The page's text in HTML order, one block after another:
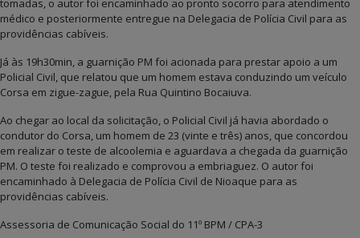
tomadas, o autor foi encaminhado ao pronto socorro para atendimento
médico e posteriormente entregue na Delegacia de Polícia Civil para as
providências cabíveis.
Já às 19h30min, a guarnição PM foi acionada para prestar apoio a um
Policial Civil, que relatou que um homem estava conduzindo um veículo
Corsa em zigue-zague, pela Rua Quintino Bocaiuva.
Ao chegar ao local da solicitação, o Policial Civil já havia abordado o
condutor do Corsa, um homem de 23 (vinte e três) anos, que concordou
em realizar o teste de alcoolemia e aguardava a chegada da guarnição
PM. O teste foi realizado e comprovou a embriaguez. O autor foi
encaminhado à Delegacia de Polícia Civil de Nioaque para as
providências cabíveis.
Assessoria de Comunicação Social do 11º BPM / CPA-3